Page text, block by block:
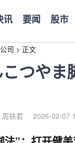
讯 要闻 股市
公司 > 正文
つや
轶君 2026-02-07